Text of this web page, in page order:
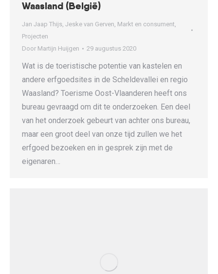
Waasland (België)
Jan Jaap Thijs, Jeske van Gerven, Markt en consument,
Projecten
Door Martijn Huijgen 29 augustus 2020
Wat is de toeristische potentie van kastelen en
andere erfgoedsites in de Scheldevallei en regio
Waasland? Toerisme Oost-Vlaanderen heeft ons
bureau gevraagd om dit te onderzoeken. Een deel
van het onderzoek gebeurt van achter ons bureau,
maar een groot deel van onze tijd zullen we het
erfgoed bezoeken en in gesprek zijn met de
eigenaren…